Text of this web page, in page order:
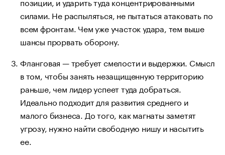
силами. Не распыляться, не пытаться атаковать по
всем фронтам. Чем уже участок удара, тем выше
шансы прорвать оборону.
Фланговая — требует смелости и выдержки. Смысл
в том, чтобы занять незащищенную территорию
раньше, чем лидер успеет туда добраться.
Идеально подходит для развития среднего и
малого бизнеса. До того, как магнаты заметят
угрозу, нужно найти свободную нишу и насытить
ее.